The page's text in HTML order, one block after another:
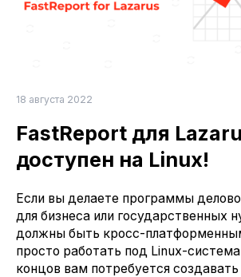
18 августа 2022
FastReport для
доступен на Linux!
Если вы делаете программы
для бизнеса или государственных
должны быть кросс-
просто работать под Linux-
концов вам потребуется